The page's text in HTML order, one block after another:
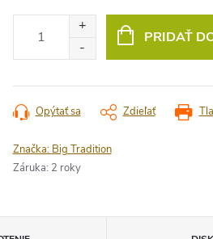
PRIDAŤ
Opýtať sa Zdieľať
Značka: Big Tradition
Záruka: 2 roky